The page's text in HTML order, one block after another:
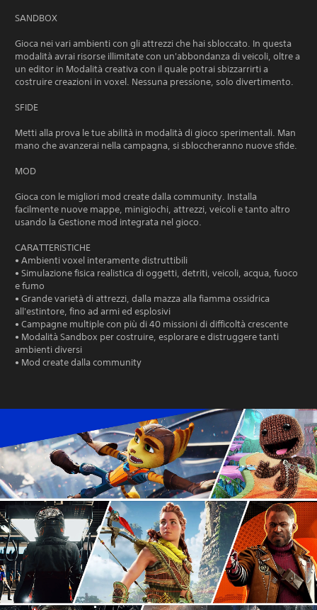
SANDBOX
Gioca nei vari ambienti con gli attrezzi che hai sbloccato. In questa
modalità avrai risorse illimitate con un'abbondanza di veicoli, oltre a
un editor in Modalità creativa con il quale potrai sbizzarrirti a
costruire creazioni in voxel. Nessuna pressione, solo divertimento.
SFIDE
Metti alla prova le tue abilità in modalità di gioco sperimentali. Man
mano che avanzerai nella campagna, si sbloccheranno nuove sfide.
MOD
Gioca con le migliori mod create dalla community. Installa
facilmente nuove mappe, minigiochi, attrezzi, veicoli e tanto altro
usando la Gestione mod integrata nel gioco.
CARATTERISTICHE
• Ambienti voxel interamente distruttibili
• Simulazione fisica realistica di oggetti, detriti, veicoli, acqua, fuoco
e fumo
• Grande varietà di attrezzi, dalla mazza alla fiamma ossidrica
all'estintore, fino ad armi ed esplosivi
• Campagne multiple con più di 40 missioni di difficoltà crescente
• Modalità Sandbox per costruire, esplorare e distruggere tanti
ambienti diversi
• Mod create dalla community